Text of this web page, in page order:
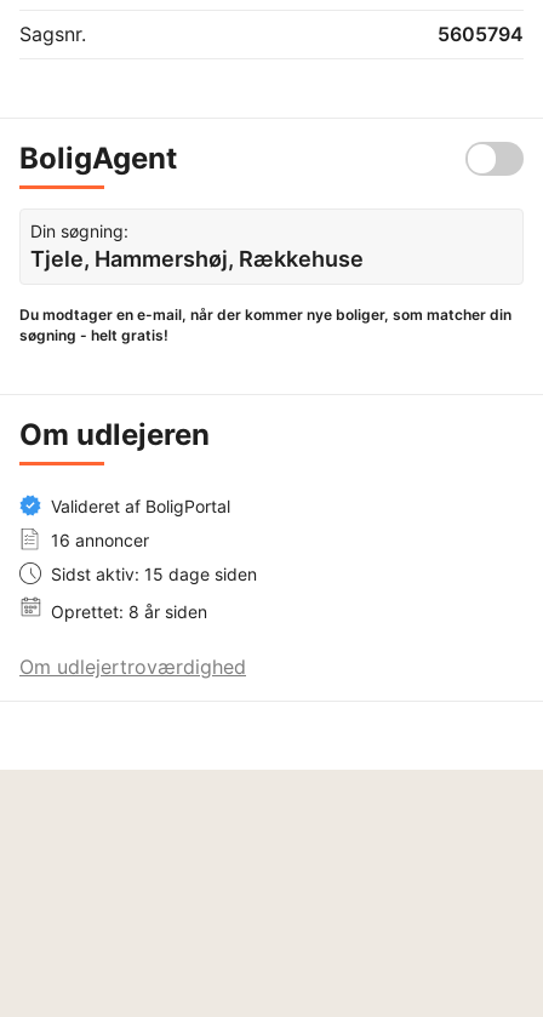
Sagsnr.
5605794
BoligAgent
Din søgning:
Tjele, Hammershøj, Rækkehuse
Du modtager en e-mail, når der kommer nye boliger, som matcher din
søgning - helt gratis!
Om udlejeren
Valideret af BoligPortal
16 annoncer
Sidst aktiv: 15 dage siden
Oprettet: 8 år siden
Om udlejertroværdighed